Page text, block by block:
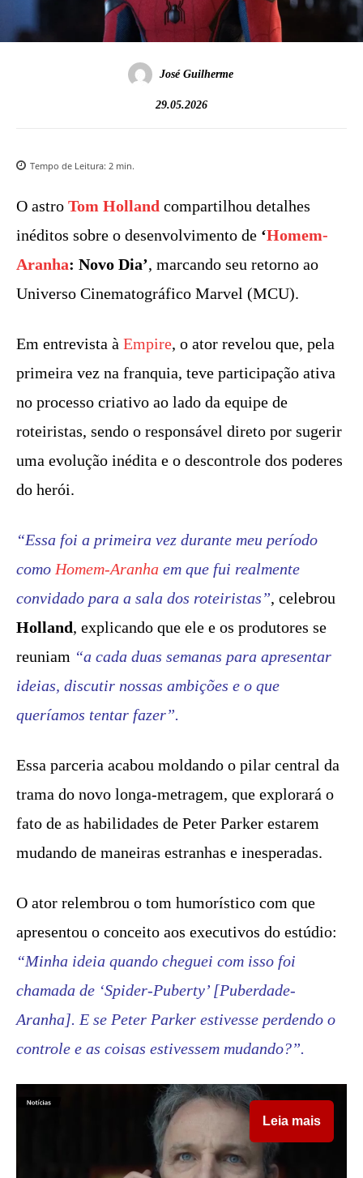
José Guilherme
29.05.2026
Tempo de Leitura: 2 min.
O astro Tom Holland compartilhou detalhes
inéditos sobre o desenvolvimento de ‘Homem-
Aranha: Novo Dia’, marcando seu retorno ao
Universo Cinematográfico Marvel (MCU).
Em entrevista à Empire, o ator revelou que, pela
primeira vez na franquia, teve participação ativa
no processo criativo ao lado da equipe de
roteiristas, sendo o responsável direto por sugerir
uma evolução inédita e o descontrole dos poderes
do herói.
“Essa foi a primeira vez durante meu período
como Homem-Aranha em que fui realmente
convidado para a sala dos roteiristas”, celebrou
Holland, explicando que ele e os produtores se
reuniam “a cada duas semanas para apresentar
ideias, discutir nossas ambições e o que
queríamos tentar fazer”.
Essa parceria acabou moldando o pilar central da
trama do novo longa-metragem, que explorará o
fato de as habilidades de Peter Parker estarem
mudando de maneiras estranhas e inesperadas.
O ator relembrou o tom humorístico com que
apresentou o conceito aos executivos do estúdio:
“Minha ideia quando cheguei com isso foi
chamada de ‘Spider-Puberty’ [Puberdade-
Aranha]. E se Peter Parker estivesse perdendo o
controle e as coisas estivessem mudando?”.
Leia mais